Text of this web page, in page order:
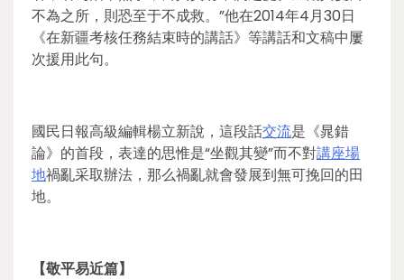
不為之所，則恐至于不成救。”他在2014年4月30日
《在新疆考核任務結束時的講話》等講話和文稿中屢
次援用此句。
國民日報高級編輯楊立新說，這段話交流是《晁錯
論》的首段，表達的思惟是“坐觀其變”而不對講座場
地禍亂采取辦法，那么禍亂就會發展到無可挽回的田
地。
【敬平易近篇】